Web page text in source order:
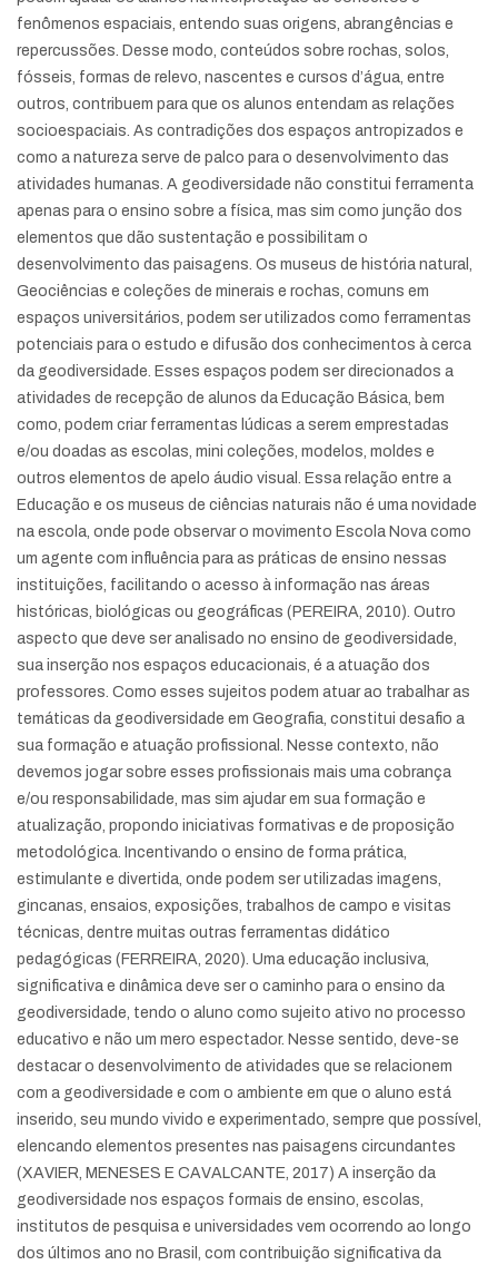
fenômenos espaciais, entendo suas origens, abrangências e
repercussões. Desse modo, conteúdos sobre rochas, solos,
fósseis, formas de relevo, nascentes e cursos d’água, entre
outros, contribuem para que os alunos entendam as relações
socioespaciais. As contradições dos espaços antropizados e
como a natureza serve de palco para o desenvolvimento das
atividades humanas. A geodiversidade não constitui ferramenta
apenas para o ensino sobre a física, mas sim como junção dos
elementos que dão sustentação e possibilitam o
desenvolvimento das paisagens. Os museus de história natural,
Geociências e coleções de minerais e rochas, comuns em
espaços universitários, podem ser utilizados como ferramentas
potenciais para o estudo e difusão dos conhecimentos à cerca
da geodiversidade. Esses espaços podem ser direcionados a
atividades de recepção de alunos da Educação Básica, bem
como, podem criar ferramentas lúdicas a serem emprestadas
e/ou doadas as escolas, mini coleções, modelos, moldes e
outros elementos de apelo áudio visual. Essa relação entre a
Educação e os museus de ciências naturais não é uma novidade
na escola, onde pode observar o movimento Escola Nova como
um agente com influência para as práticas de ensino nessas
instituições, facilitando o acesso à informação nas áreas
históricas, biológicas ou geográficas (PEREIRA, 2010). Outro
aspecto que deve ser analisado no ensino de geodiversidade,
sua inserção nos espaços educacionais, é a atuação dos
professores. Como esses sujeitos podem atuar ao trabalhar as
temáticas da geodiversidade em Geografia, constitui desafio a
sua formação e atuação profissional. Nesse contexto, não
devemos jogar sobre esses profissionais mais uma cobrança
e/ou responsabilidade, mas sim ajudar em sua formação e
atualização, propondo iniciativas formativas e de proposição
metodológica. Incentivando o ensino de forma prática,
estimulante e divertida, onde podem ser utilizadas imagens,
gincanas, ensaios, exposições, trabalhos de campo e visitas
técnicas, dentre muitas outras ferramentas didático
pedagógicas (FERREIRA, 2020). Uma educação inclusiva,
significativa e dinâmica deve ser o caminho para o ensino da
geodiversidade, tendo o aluno como sujeito ativo no processo
educativo e não um mero espectador. Nesse sentido, deve-se
destacar o desenvolvimento de atividades que se relacionem
com a geodiversidade e com o ambiente em que o aluno está
inserido, seu mundo vivido e experimentado, sempre que possível,
elencando elementos presentes nas paisagens circundantes
(XAVIER, MENESES E CAVALCANTE, 2017) A inserção da
geodiversidade nos espaços formais de ensino, escolas,
institutos de pesquisa e universidades vem ocorrendo ao longo
dos últimos ano no Brasil, com contribuição significativa da